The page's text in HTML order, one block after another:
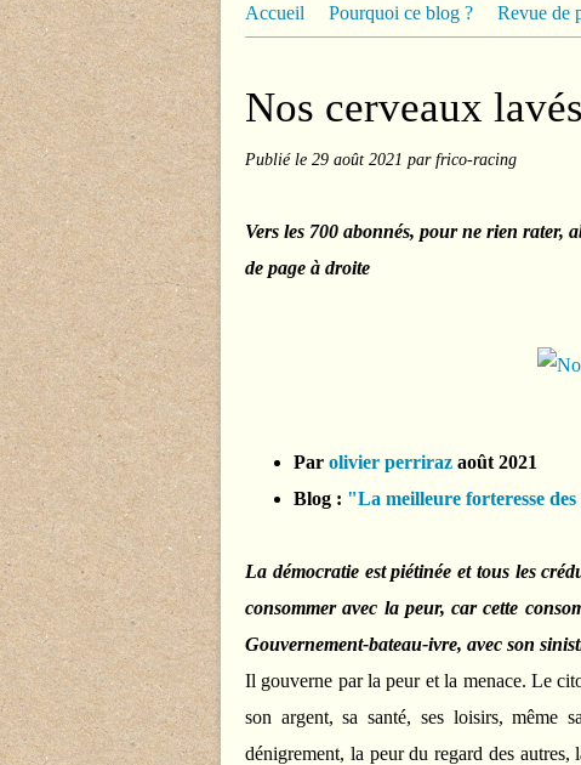
Accueil Pourquoi ce blog ? Revue de
Nos cerveaux lavés
Publié le 29 août 2021 par frico-racing
Vers les 700 abonnés, pour ne rien rater,
de page à droite
Par olivier perriraz août 2021
Blog : "La meilleure forteresse
La démocratie est piétinée et tous les
consommer avec la peur, car cette
Gouvernement-bateau-ivre, avec son
Il gouverne par la peur et la menace. Le
son argent, sa santé, ses loisirs,
dénigrement, la peur du regard des